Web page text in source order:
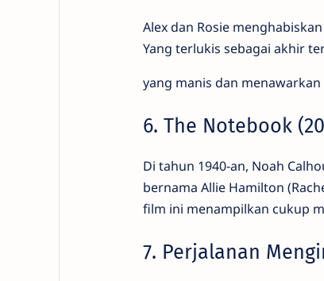
Alex dan Rosie
Yang terlukis sebagai akhir
yang manis dan
6. The Notebook
Di tahun 1940-an, Noah
bernama Allie Hamilton
film ini menampilkan cukup
7. Perjalanan